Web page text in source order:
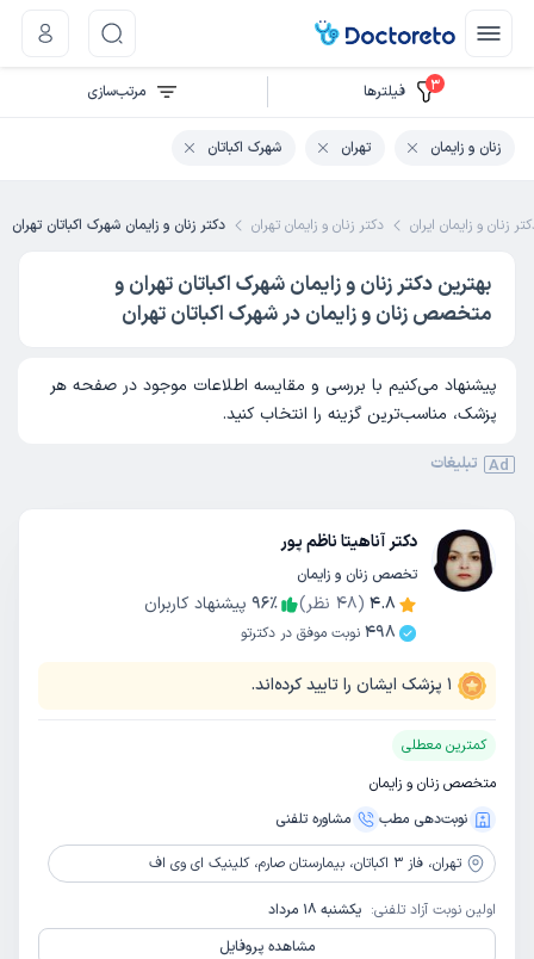
زنان و زایمان ایران دکتر زنان و زایمان تهران دکتر زنان و زایمان شهرک اکباتان تهران
بهترین دکتر زنان و زایمان شهرک اکباتان تهران و
متخصص زنان و زایمان در شهرک اکباتان تهران
پیشنهاد می‌کنیم با بررسی و مقایسه اطلاعات موجود در صفحه هر
پزشک، مناسب‌ترین گزینه را انتخاب کنید.
دکتر آناهیتا ناظم پور
تخصص زنان و زایمان
4.8
(
48 نظر) 96٪
پیشنهاد کاربران
498 نوبت موفق در دکترتو
1 پزشک ایشان را تایید کرده‌اند.
کمترین معطلی
متخصص زنان و زایمان
نوبت‌دهی مطب
مشاوره‌ تلفنی
تهران، فاز 3 اکباتان، بیمارستان صارم، کلینیک ای وی اف
اولین نوبت آزاد تلفنی: یکشنبه 18 مرداد
مشاهده پروفایل
Ad تبلیغات
3 فیلتر‌ها مرتب‌سازی
زنان و زایمان تهران شهرک اکباتان